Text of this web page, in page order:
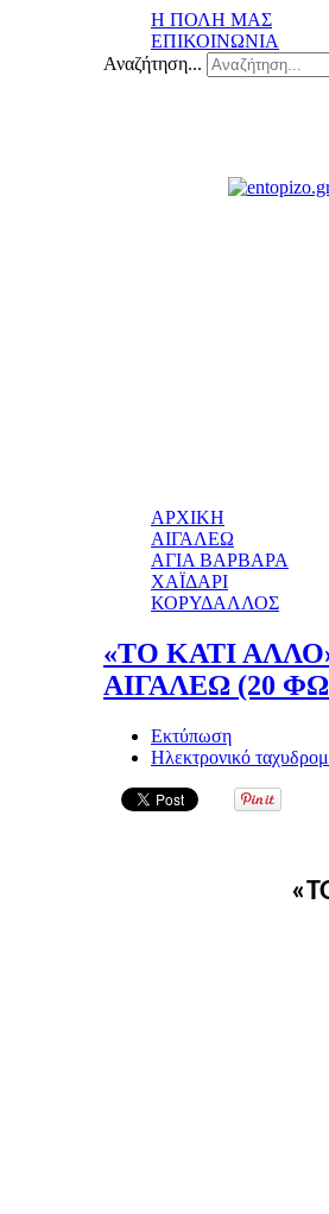
Η ΠΟΛΗ ΜΑΣ
ΕΠΙΚΟΙΝΩΝΙΑ
Αναζήτηση...
ΑΡΧΙΚΗ
ΑΙΓΑΛΕΩ
ΑΓΙΑ ΒΑΡΒΑΡΑ
ΧΑΪΔΑΡΙ
ΚΟΡΥΔΑΛΛΟΣ
«ΤΟ ΚΑΤΙ
ΑΙΓΑΛΕΩ (20
Εκτύπωση
Ηλεκτρονικό